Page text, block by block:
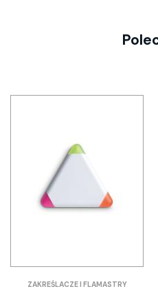
ZAKREŚLACZE I FLAMASTRY